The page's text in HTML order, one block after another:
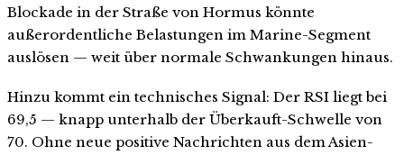
Blockade in der Straße von Hormus könnte
außerordentliche Belastungen im Marine-Segment
auslösen — weit über normale Schwankungen hinaus.
Hinzu kommt ein technisches Signal: Der RSI liegt bei
69,5 — knapp unterhalb der Überkauft-Schwelle von
70. Ohne neue positive Nachrichten aus dem Asien-